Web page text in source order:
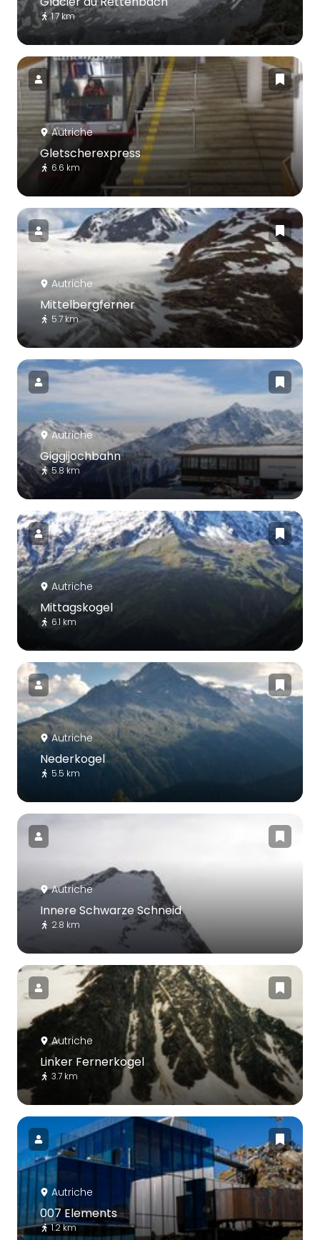
1.7 km
Autriche
Gletscherexpress
6.6 km
Autriche
Mittelbergferner
5.7 km
Autriche
Giggijochbahn
5.8 km
Autriche
Mittagskogel
6.1 km
Autriche
Nederkogel
5.5 km
Autriche
Innere Schwarze Schneid
2.8 km
Autriche
Linker Fernerkogel
3.7 km
Autriche
007 Elements
1.2 km